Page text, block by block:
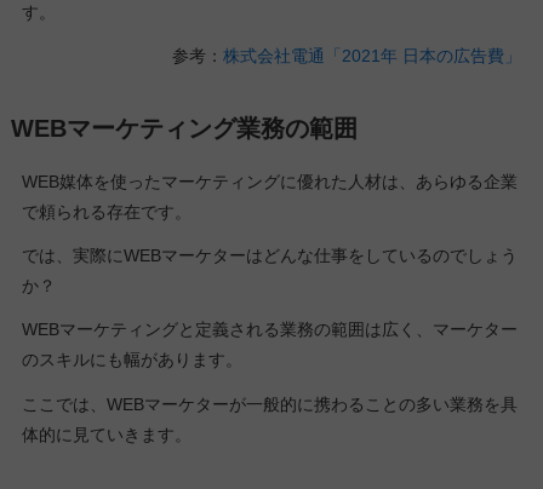
す。
参考：株式会社電通「2021年 日本の広告費」
WEBマーケティング業務の範囲
WEB媒体を使ったマーケティングに優れた人材は、あらゆる企業
で頼られる存在です。
では、実際にWEBマーケターはどんな仕事をしているのでしょう
か？
WEBマーケティングと定義される業務の範囲は広く、マーケター
のスキルにも幅があります。
ここでは、WEBマーケターが一般的に携わることの多い業務を具
体的に見ていきます。